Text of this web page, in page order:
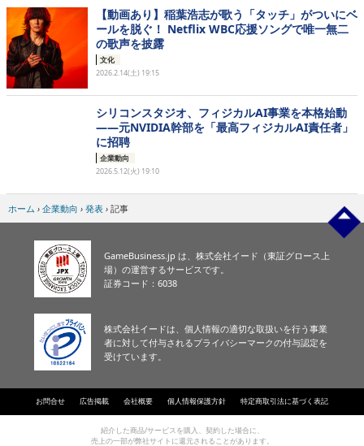
【動画あり】稲葉浩志が歌う「タッチ」がついにベ
ールを脱ぐ！ Netflix WBC応援ソングで唯一無二
の歌声を披露
文化
2026.2.14(土) 19:15
シリコンスタジオ、フィジカルAI事業を本格始動
——元NVIDIA幹部を「最高フィジカルAI責任者」
に招聘
企業動向
2026.5.12(火) 19:10
ホーム › 企業動向 › 発表 › 記事
GameBusiness.jp は、株式会社イード（東証グロース上
場）の運営するサービスです。
証券コード：6038
株式会社イードは、個人情報の適切な取扱いを行う事業
者に対して付与されるプライバシーマークの付与認定を
受けています。
お問合せ 広告掲載 会社概要 個人情報保護方針 特定商取引法に基づく表記
紹介した商品/サービスを購入、契約した場合に、
売上の一部が弊社サイトに還元されることがあります。